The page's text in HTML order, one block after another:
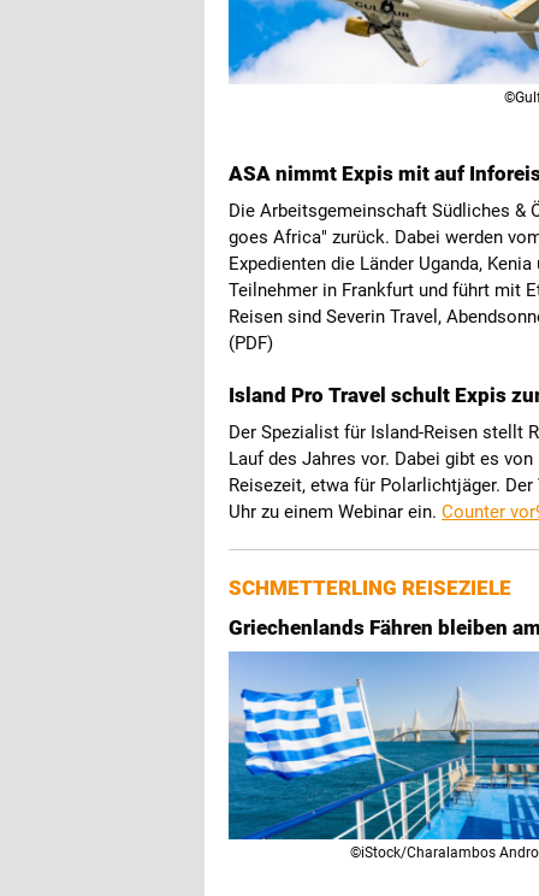
ASA nimmt Expis mit auf
Die Arbeitsgemeinschaft Südliches &
goes Africa" zurück. Dabei werden
Expedienten die Länder Uganda,
Teilnehmer in Frankfurt und führt mit
Reisen sind Severin Travel,
(PDF)
Island Pro Travel schult Expis
Der Spezialist für Island-Reisen stellt
Lauf des Jahres vor. Dabei gibt es
Reisezeit, etwa für Polarlichtjäger.
Uhr zu einem Webinar ein. Counter
SCHMETTERLING REISEZIELE
Griechenlands Fähren bleiben
©iStock/Charalambos